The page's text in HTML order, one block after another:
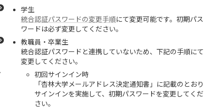
学生
統合認証パスワードの変更手順にて変更可能です。初期パス
ワードは必ず変更してください。
教職員・卒業生
統合認証パスワードと連携していないため、下記の手順にて
変更してください。
初回サインイン時
「杏林大学メールアドレス決定通知書」に記載のとおり
サインインを実施して、初期パスワードを変更してくだ
さい。